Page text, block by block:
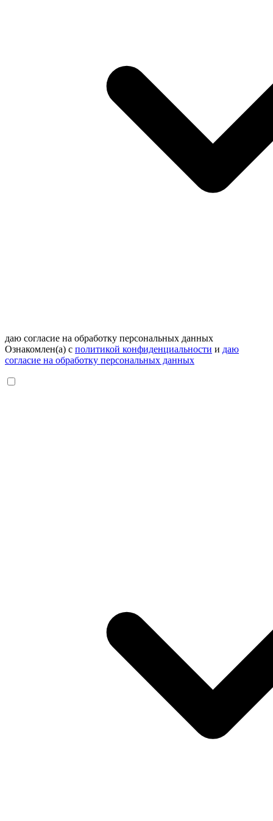
даю согласие на обработку персональных данных
Ознакомлен(а) с политикой конфиденциальности и даю
согласие на обработку персональных данных